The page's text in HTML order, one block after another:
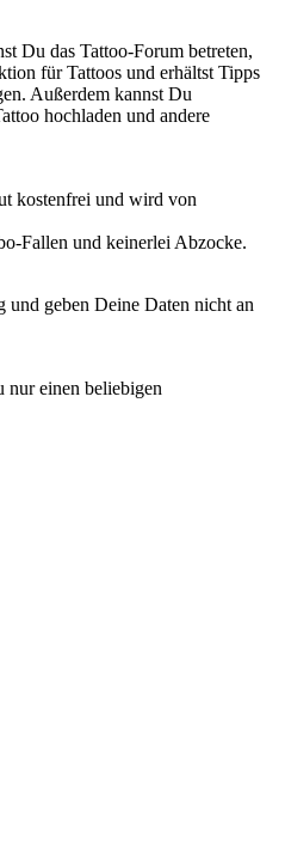
Du das Tattoo-Forum betreten,
für Tattoos und erhältst Tipps
Außerdem kannst Du
hochladen und andere
kostenfrei und wird von
Fallen und keinerlei Abzocke.
geben Deine Daten nicht an
nur einen beliebigen